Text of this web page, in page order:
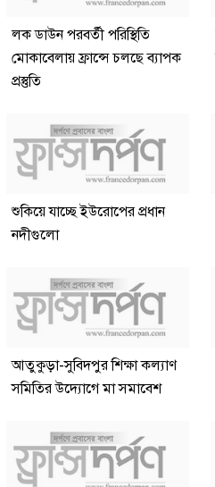
লক ডাউন পরবর্তী পরিস্থিতি
মোকাবেলায় ফ্রান্সে চলছে ব্যাপক
প্রস্তুতি
শুকিয়ে যাচ্ছে ইউরোপের প্রধান
নদীগুলো
আতুকুড়া-সুবিদপুর শিক্ষা কল্যাণ
সমিতির উদ্যোগে মা সমাবেশ